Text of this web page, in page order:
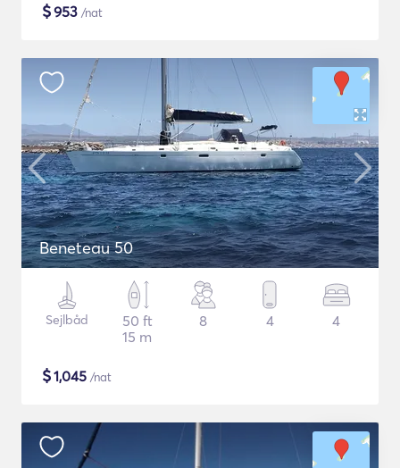
$953 /nat
Beneteau 50
Sejlbåd
50 ft
15 m
8 4 4
$1,045 /nat